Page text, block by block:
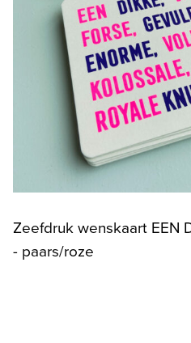
Zeefdruk wenskaart EEN
- paars/roze